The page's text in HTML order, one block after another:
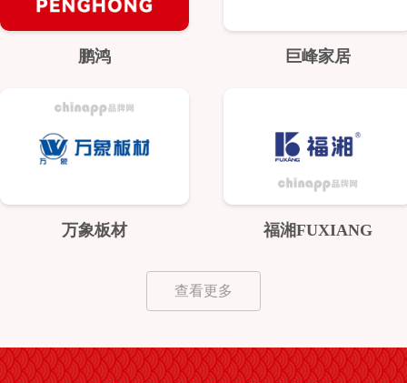
鹏鸿 巨峰家居
万象板材 福湘FUXIANG
查看更多